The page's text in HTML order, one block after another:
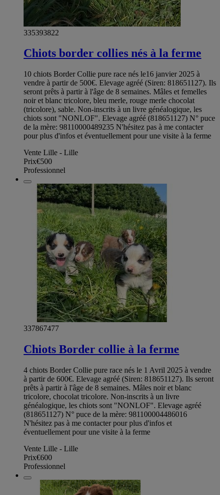
335393822
Chiots border collies nés à la ferme
10 chiots Border Collie pure race nés le16 janvier 2025 à
vendre à partir de 500€. Elevage agréé (Siren: 818651127). Ils
seront prêts à partir à l'âge de 8 semaines. Mâles et femelles
noir et blanc tricolore, bleu merle, rouge merle chocolat
(tricolore), sable. Non-inscrits à un livre généalogique, les
chiots sont "NONLOF". Elevage agréé (818651127) N° puce
de la mère: 98110000489235 N'hésitez pas à me contacter
pour plus d'infos et éventuellement pour une visite à la ferme
Vente Lille - Lille
Prix€500
Professionnel
337867477
Chiots Border collie à la ferme
4 chiots Border Collie pure race nés le 1 Avril 2025 à vendre
à partir de 600€. Elevage agréé (Siren: 818651127). Ils seront
prêts à partir à l'âge de 8 semaines. Mâles noir et blanc
tricolore, chocolat tricolore. Non-inscrits à un livre
généalogique, les chiots sont "NONLOF". Elevage agréé
(818651127) N° puce de la mère: 981100004486016
N'hésitez pas à me contacter pour plus d'infos et
éventuellement pour une visite à la ferme
Vente Lille - Lille
Prix€600
Professionnel